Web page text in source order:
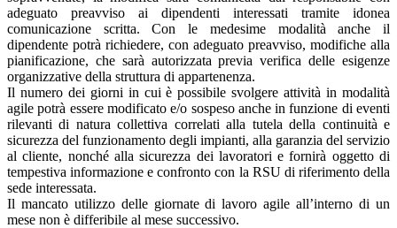
adeguato preavviso ai dipendenti interessati tramite idonea
comunicazione scritta. Con le medesime modalità anche il
dipendente potrà richiedere, con adeguato preavviso, modifiche alla
pianificazione, che sarà autorizzata previa verifica delle esigenze
organizzative della struttura di appartenenza.
Il numero dei giorni in cui è possibile svolgere attività in modalità
agile potrà essere modificato e/o sospeso anche in funzione di eventi
rilevanti di natura collettiva correlati alla tutela della continuità e
sicurezza del funzionamento degli impianti, alla garanzia del servizio
al cliente, nonché alla sicurezza dei lavoratori e fornirà oggetto di
tempestiva informazione e confronto con la RSU di riferimento della
sede interessata.
Il mancato utilizzo delle giornate di lavoro agile all’interno di un
mese non è differibile al mese successivo.